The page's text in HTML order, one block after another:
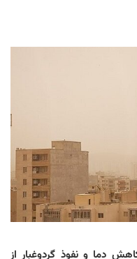
دما و نفوذ گردوغبار از